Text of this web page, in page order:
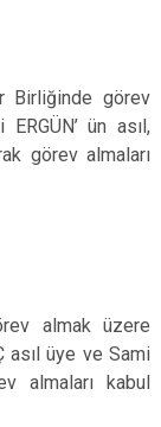
Birliğinde görev
ün asıl,
görev almaları
almak üzere
asıl üye ve Sami
almaları kabul